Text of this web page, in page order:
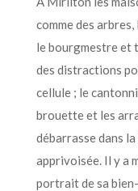
comme des
le bourgmestre et
des distractions
cellule ; le
brouette et les
débarrasse dans la
apprivoisée. Il y a
portrait de sa